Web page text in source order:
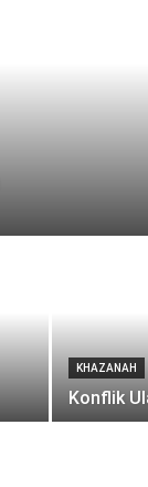
KHAZANAH
Konflik